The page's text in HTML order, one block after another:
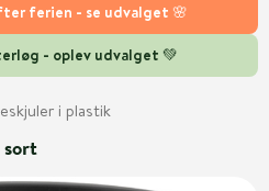
ferien - se udvalget 🌸
- oplev udvalget 💚
i plastik